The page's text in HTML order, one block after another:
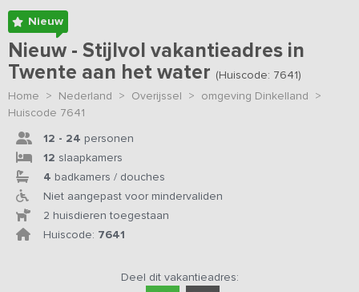
Nieuw
Nieuw - Stijlvol vakantieadres in
Twente aan het water (Huiscode: 7641)
Home > Nederland > Overijssel > omgeving Dinkelland >
Huiscode 7641
12 - 24 personen
12 slaapkamers
4 badkamers / douches
Niet aangepast voor mindervaliden
2 huisdieren toegestaan
Huiscode: 7641
Deel dit vakantieadres: